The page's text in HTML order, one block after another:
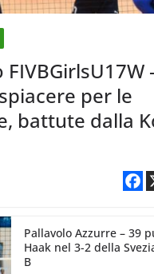
FIVBGirlsU17W
per le
battute dalla
Pallavolo Azzurre – 39
Haak nel 3-2 della
B